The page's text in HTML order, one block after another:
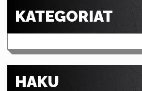
KATEGORIAT
HAKU